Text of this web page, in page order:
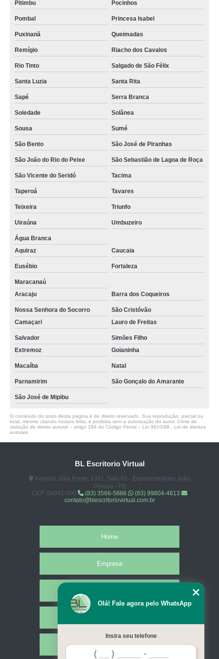
locação sala de reunião Juru
locação de sala para reunião valores São José de Piranhas
onde encontrar salas de reunião para locação Soledade
sala de reunião para locação valores Cajazeiras
salas de reunião para locação Itaporanga
onde tem sala de reunião para locação São Gonçalo do Amarante
locação sala de reunião valores Mogeiro
empresa que faz aluguel de sala de reunião por hora Esperança
empresa que faz locação de salas para reunião Jaboatão dos Guararapes
empresa que faz aluguel de sala por periodo Sumé
empresa de aluguel de sala por periodo Esperança
sala de reunião para locação Parnamirim
empresa que faz locação de sala de reunião Cajazeiras
empresa que faz locação de sala para reunião Aparecida
Pitimbu Pocinhos
Pombal Princesa Isabel
Puxinanã Queimadas
Remígio Riacho dos Cavalos
Rio Tinto Salgado de São Félix
Santa Luzia Santa Rita
Sapé Serra Branca
Soledade Solânea
Sousa Sumé
São Bento São José de Piranhas
São João do Rio do Peixe São Sebastião de Lagoa de Roça
São Vicente do Seridó Tacima
Taperoá Tavares
Teixeira Triunfo
Uiraúna Umbuzeiro
Água Branca
Aquiraz
Caucaia
Eusébio Fortaleza
Maracanaú
Aracaju
Barra dos Coqueiros
Nossa Senhora do Socorro
São Cristóvão
Camaçari
Lauro de Freitas
Salvador
Simões Filho
Extremoz
Goianinha
Macaíba Natal
Parnamirim São Gonçalo do Amarante
São José de Mipibu
O conteúdo do texto desta página é de direito reservado. Sua reprodução, parcial ou
total, mesmo citando nossos links, é proibida sem a autorização do autor. Crime de
violação de direito autoral – artigo 184 do Código Penal – Lei 9610/98 - Lei de direitos
autorais
BL Escritorio Virtual
Avenida Júlia Freire, 1351, Sala 01 - Expedicionários João
Pessoa - PB
CEP: 58041-000
(83) 3566-5886
(83) 99804-4813
contato@blescritoriovirtual.com.br
Home
Empresa
Contato
Olá! Fale agora pelo WhatsApp
Insira seu telefone